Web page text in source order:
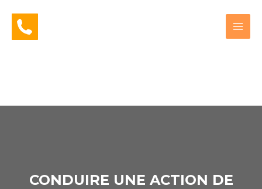
CONDUIRE UNE ACTION DE